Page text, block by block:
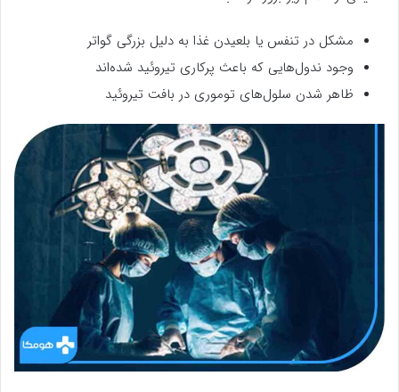
مشکل در تنفس یا بلعیدن غذا به دلیل بزرگی گواتر
وجود ندول‌هایی که باعث پرکاری تیروئید شده‌اند
ظاهر شدن سلول‌های توموری در بافت تیروئید